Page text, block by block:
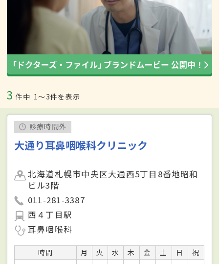
3 件中 1〜3件を表示
診療時間外
大通り耳鼻咽喉科クリニック
北海道札幌市中央区大通西5丁目8番地昭和
ビル3階
011-281-3387
西４丁目駅
耳鼻咽喉科
時間 月 火 水 木 金 土 日
祝